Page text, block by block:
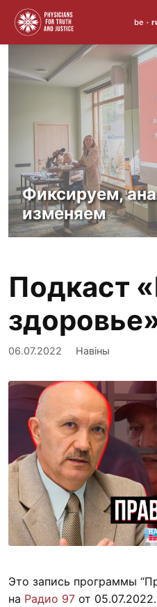
to
content
be •
Фиксируем,
изменяем
Подкаст
06.07.2022 Навіны
Это запись программы
на Радио 97 от 05.07.2022.